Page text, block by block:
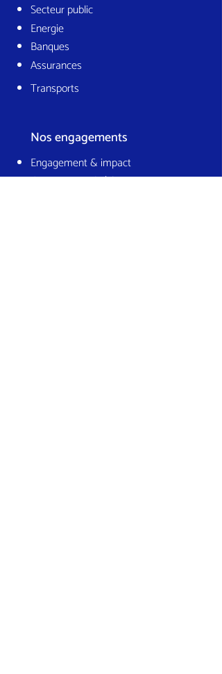
Secteur public
Energie
Banques
Assurances
Transports
Nos engagements
Engagement & impact
Gouvernance & éthique